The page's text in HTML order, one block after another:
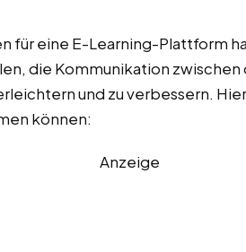
für eine E-Learning-Plattform
die Kommunikation
und zu verbessern.
können:
Anzeige